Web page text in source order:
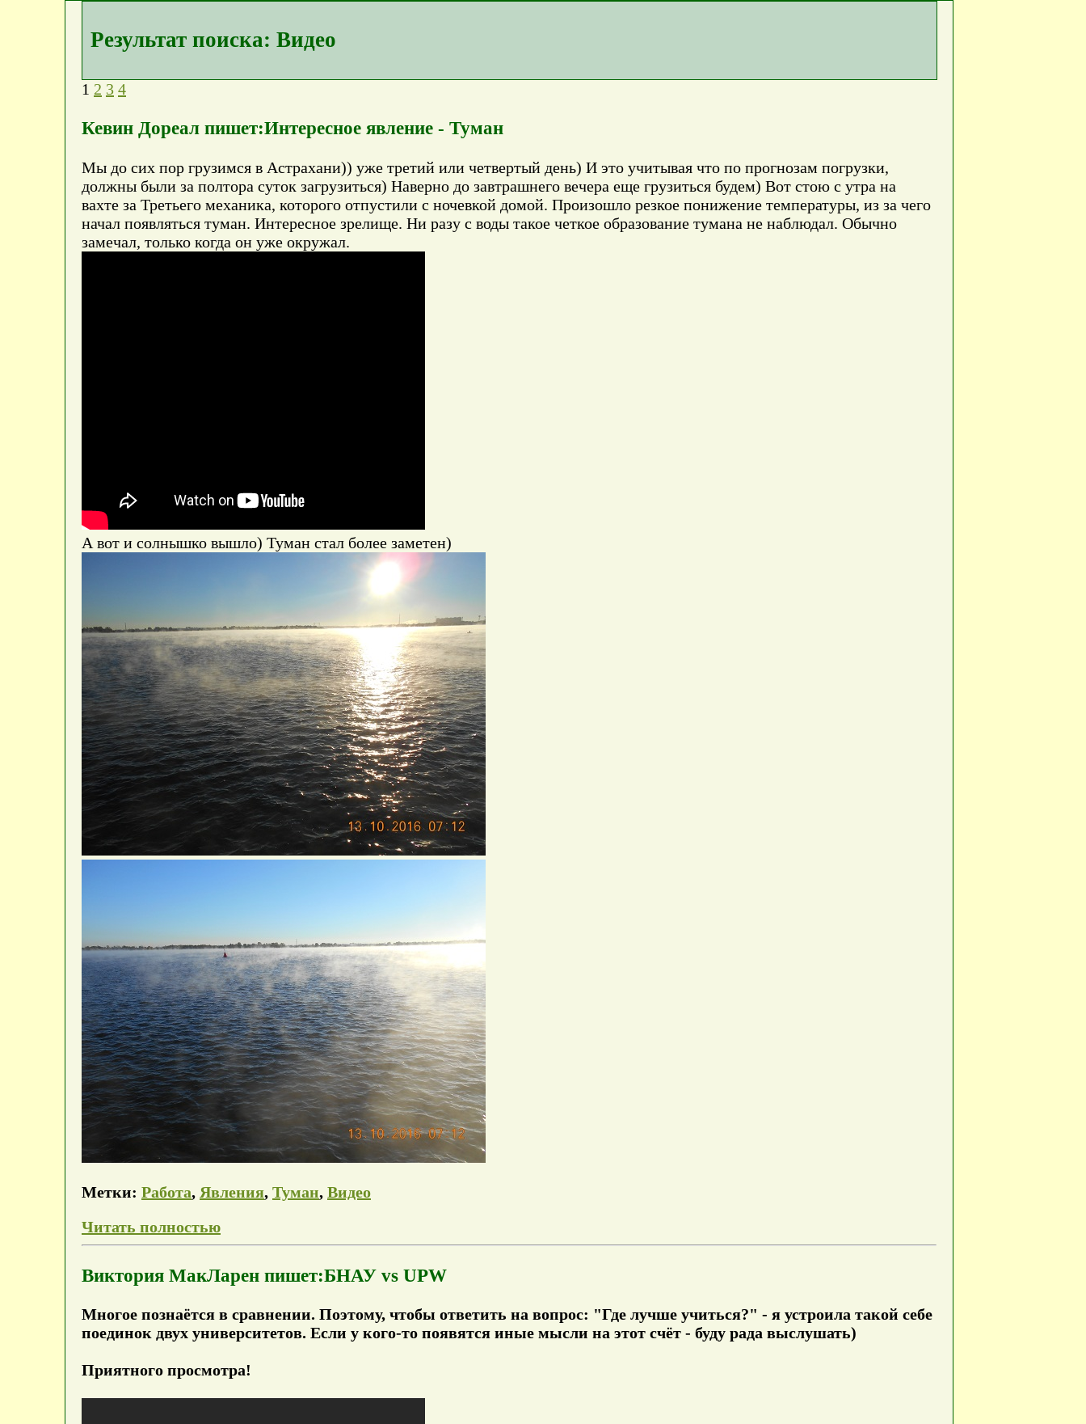
Результат поиска: Видео
1 2 3 4
Кевин Дореал пишет:Интересное явление - Туман
Мы до сих пор грузимся в Астрахани)) уже третий или четвертый день) И это учитывая что по прогнозам погрузки,
должны были за полтора суток загрузиться) Наверно до завтрашнего вечера еще грузиться будем) Вот стою с утра на
вахте за Третьего механика, которого отпустили с ночевкой домой. Произошло резкое понижение температуры, из за чего
начал появляться туман. Интересное зрелище. Ни разу с воды такое четкое образование тумана не наблюдал. Обычно
замечал, только когда он уже окружал.
А вот и солнышко вышло) Туман стал более заметен)
Метки: Работа, Явления, Туман, Видео
Читать полностью
Виктория МакЛарен пишет:БНАУ vs UPW
Многое познаётся в сравнении. Поэтому, чтобы ответить на вопрос: "Где лучше учиться?" - я устроила такой себе
поединок двух университетов. Если у кого-то появятся иные мысли на этот счёт - буду рада выслушать)
Приятного просмотра!